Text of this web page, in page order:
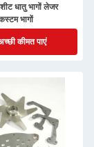
धातु भागों लेजर
भागों
कीमत पाएं